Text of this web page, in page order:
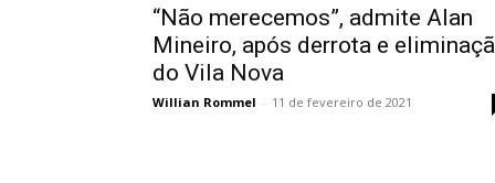
“Não merecemos”, admite Alan
Mineiro, após derrota e
do Vila Nova
Willian Rommel - 11 de fevereiro de 2021